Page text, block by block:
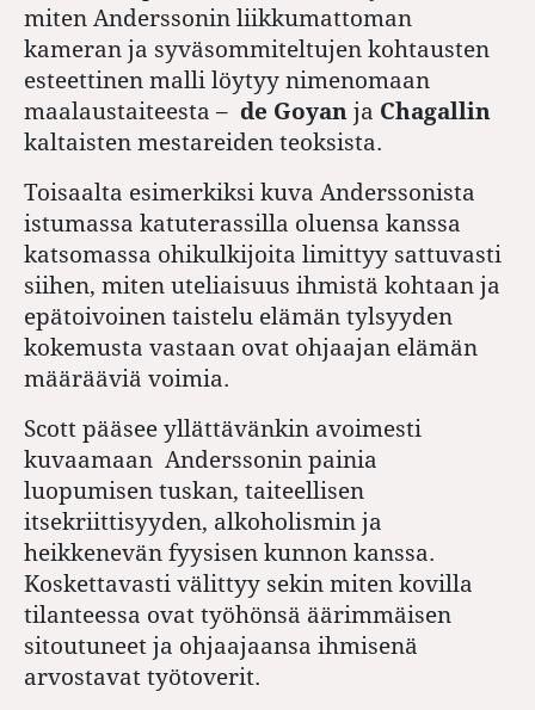
miten Anderssonin liikkumattoman
kameran ja syväsommiteltujen kohtausten
esteettinen malli löytyy nimenomaan
maalaustaiteesta – de Goyan ja Chagallin
kaltaisten mestareiden teoksista.
Toisaalta esimerkiksi kuva Anderssonista
istumassa katuterassilla oluensa kanssa
katsomassa ohikulkijoita limittyy sattuvasti
siihen, miten uteliaisuus ihmistä kohtaan ja
epätoivoinen taistelu elämän tylsyyden
kokemusta vastaan ovat ohjaajan elämän
määrääviä voimia.
Scott pääsee yllättävänkin avoimesti
kuvaamaan Anderssonin painia
luopumisen tuskan, taiteellisen
itsekriittisyyden, alkoholismin ja
heikkenevän fyysisen kunnon kanssa.
Koskettavasti välittyy sekin miten kovilla
tilanteessa ovat työhönsä äärimmäisen
sitoutuneet ja ohjaajaansa ihmisenä
arvostavat työtoverit.